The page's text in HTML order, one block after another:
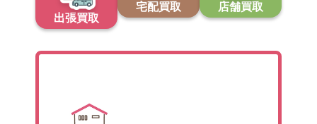
出張買取
宅配買取 店舗買取